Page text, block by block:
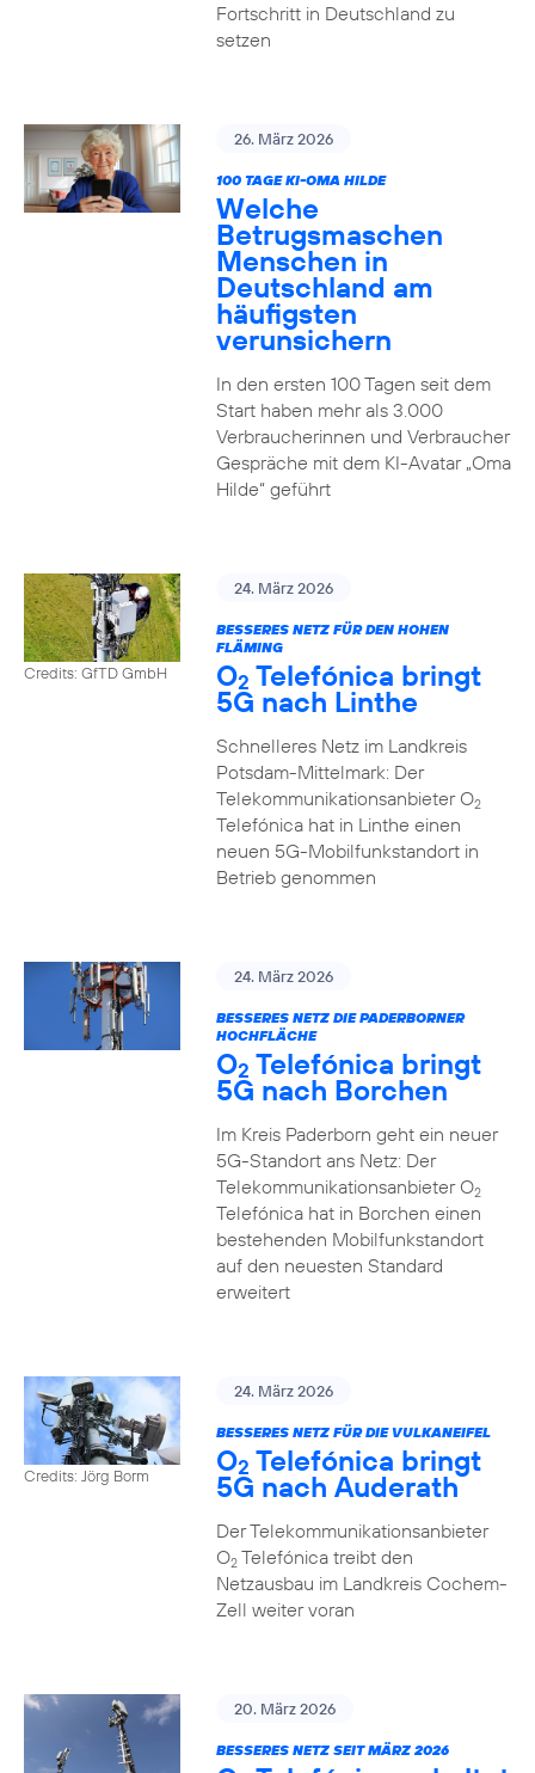
Fortschritt in Deutschland zu
setzen
26. März 2026
100 TAGE KI-OMA HILDE
Welche
Betrugsmaschen
Menschen in
Deutschland am
häufigsten
verunsichern
In den ersten 100 Tagen seit dem
Start haben mehr als 3.000
Verbraucherinnen und Verbraucher
Gespräche mit dem KI-Avatar „Oma
Hilde“ geführt
Credits: GfTD GmbH
24. März 2026
BESSERES NETZ FÜR DEN HOHEN
FLÄMING
O2 Telefónica bringt
5G nach Linthe
Schnelleres Netz im Landkreis
Potsdam-Mittelmark: Der
Telekommunikationsanbieter O2
Telefónica hat in Linthe einen
neuen 5G-Mobilfunkstandort in
Betrieb genommen
24. März 2026
BESSERES NETZ DIE PADERBORNER
HOCHFLÄCHE
O2 Telefónica bringt
5G nach Borchen
Im Kreis Paderborn geht ein neuer
5G-Standort ans Netz: Der
Telekommunikationsanbieter O2
Telefónica hat in Borchen einen
bestehenden Mobilfunkstandort
auf den neuesten Standard
erweitert
Credits: Jörg Borm
24. März 2026
BESSERES NETZ FÜR DIE VULKANEIFEL
O2 Telefónica bringt
5G nach Auderath
Der Telekommunikationsanbieter
O2Telefónica treibt den
Netzausbau im Landkreis Cochem-
Zell weiter voran
20. März 2026
BESSERES NETZ SEIT MÄRZ 2026